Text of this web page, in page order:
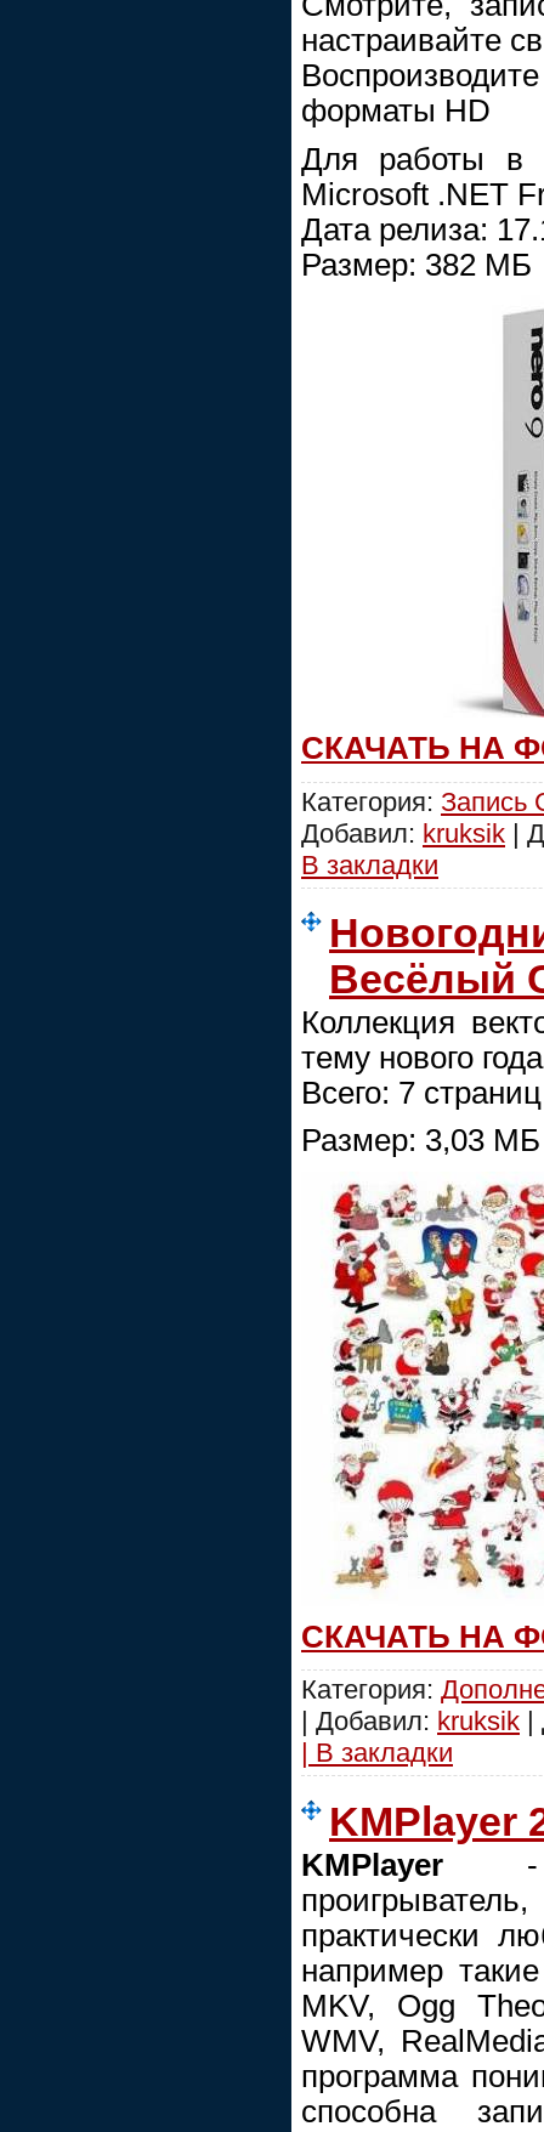
настраивайте
форматы HD
Для работы в
Microsoft .NET
Дата релиза:
Размер: 382 МБ
СКАЧАТЬ НА
Категория: Запись
Добавил: kruksik |
В закладки
Весёлый
Коллекция
тему нового года
Всего: 7
Размер: 3,03 МБ
СКАЧАТЬ НА
Категория:
| Добавил: kruksik
| В закладки
KMPlayer
KMPlayer
практически
например
MKV, Ogg
WMV,
программа
способна